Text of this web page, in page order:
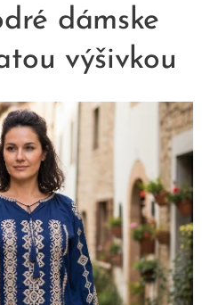
dámske
výšivkou